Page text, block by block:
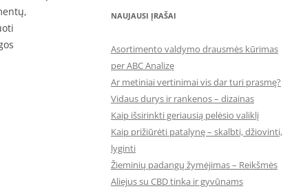
NAUJAUSI ĮRAŠAI
Asortimento valdymo drausmės kūrimas
per ABC Analizę
Ar metiniai vertinimai vis dar turi prasmę?
Vidaus durys ir rankenos – dizainas
Kaip išsirinkti geriausią pelėsio valiklį
Kaip prižiūrėti patalynę – skalbti, džiovinti,
lyginti
Žieminių padangų žymėjimas – Reikšmės
Aliejus su CBD tinka ir gyvūnams